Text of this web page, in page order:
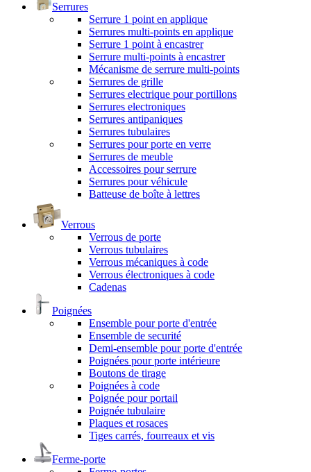
Serrures
Serrure 1 point en applique
Serrures multi-points en applique
Serrure 1 point à encastrer
Serrure multi-points à encastrer
Mécanisme de serrure multi-points
Serrures de grille
Serrures electrique pour portillons
Serrures electroniques
Serrures antipaniques
Serrures tubulaires
Serrures pour porte en verre
Serrures de meuble
Accessoires pour serrure
Serrures pour véhicule
Batteuse de boîte à lettres
Verrous
Verrous de porte
Verrous tubulaires
Verrous mécaniques à code
Verrous électroniques à code
Cadenas
Poignées
Ensemble pour porte d'entrée
Ensemble de securité
Demi-ensemble pour porte d'entrée
Poignées pour porte intérieure
Boutons de tirage
Poignées à code
Poignée pour portail
Poignée tubulaire
Plaques et rosaces
Tiges carrés, fourreaux et vis
Ferme-porte